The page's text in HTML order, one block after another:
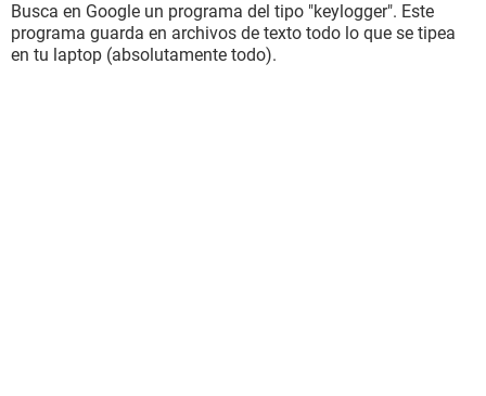
Busca en Google un programa del tipo "keylogger". Este
programa guarda en archivos de texto todo lo que se tipea
en tu laptop (absolutamente todo).